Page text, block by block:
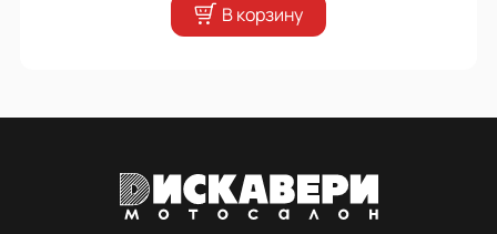
В корзину